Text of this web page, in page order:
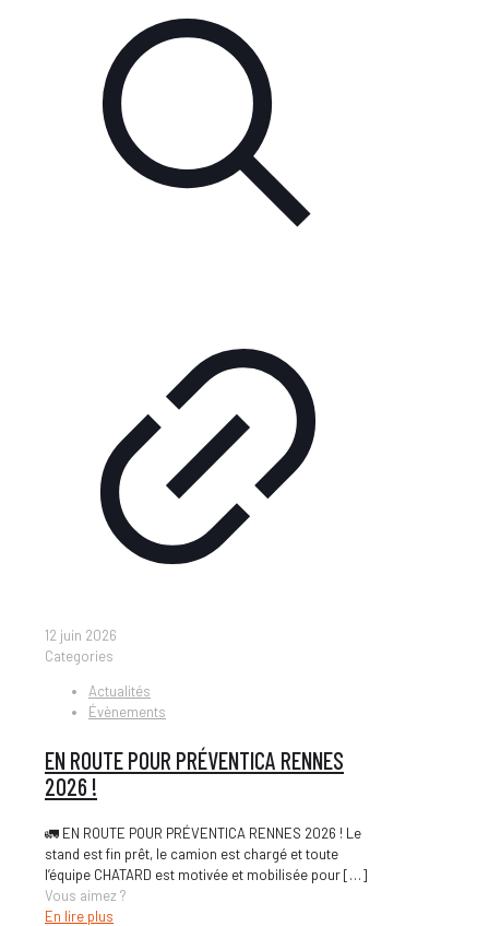
12 juin 2026
Categories
Actualités
Évènements
EN ROUTE POUR PRÉVENTICA RENNES
2026 !
🚛 EN ROUTE POUR PRÉVENTICA RENNES 2026 ! Le
stand est fin prêt, le camion est chargé et toute
l’équipe CHATARD est motivée et mobilisée pour[…]
Vous aimez ?
En lire plus